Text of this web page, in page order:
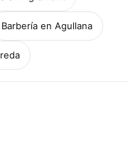
Barbería en Agullana